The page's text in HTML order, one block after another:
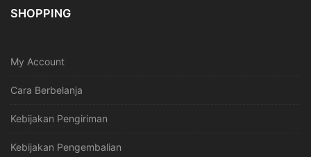
SHOPPING
My Account
Cara Berbelanja
Kebijakan Pengiriman
Kebijakan Pengembalian